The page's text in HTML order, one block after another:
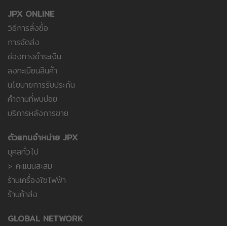
JPX ONLINE
วิธีการสั่งซื้อ
การจัดส่ง
ช่องทางชำระเงิน
ลงทะเบียนสินค้า
นโยบายการรับประกัน
คำถามที่พบบ่อย
บริการหลังการขาย
ตัวแทนจำหน่าย JPX
บุคลทั่วไป
> คะแนนสะสม
ร้านเครื่องใชไฟฟ้า
ร้านค้าส่ง
GLOBAL NETWORK